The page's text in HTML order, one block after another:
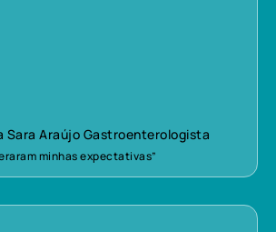
Sara Araújo Gastroenterologista
minhas expectativas”